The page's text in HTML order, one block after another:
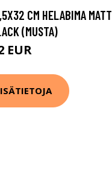
CM HELABIMA MATT
(MUSTA)
EUR